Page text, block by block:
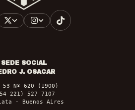
SEDE SOCIAL
J. OSACAR
53 Nº 620 (1900)
221) 527 7107
- Buenos Aires